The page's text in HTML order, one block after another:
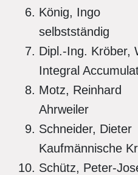
König, Ingo
selbstständig
Dipl.-Ing. Kröber,
Integral
Motz, Reinhard
Ahrweiler
Schneider, Dieter
Kaufmännische
Schütz, Peter-